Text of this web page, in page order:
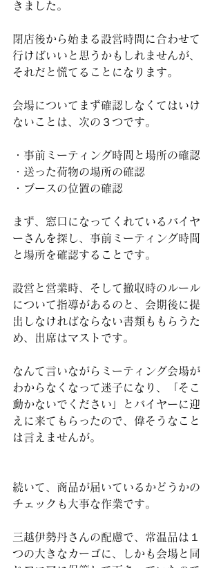
きました。
閉店後から始まる設営時間に合わせて
行けばいいと思うかもしれませんが、
それだと慌てることになります。
会場についてまず確認しなくてはいけ
ないことは、次の３つです。
・事前ミーティング時間と場所の確認
・送った荷物の場所の確認
・ブースの位置の確認
まず、窓口になってくれているバイヤ
ーさんを探し、事前ミーティング時間
と場所を確認することです。
設営と営業時、そして撤収時のルール
について指導があるのと、会期後に提
出しなければならない書類ももらうた
め、出席はマストです。
なんて言いながらミーティング会場が
わからなくなって迷子になり、「そこ
動かないでください」とバイヤーに迎
えに来てもらったので、偉そうなこと
は言えませんが。
続いて、商品が届いているかどうかの
チェックも大事な作業です。
三越伊勢丹さんの配慮で、常温品は１
つの大きなカーゴに、しかも会場と同